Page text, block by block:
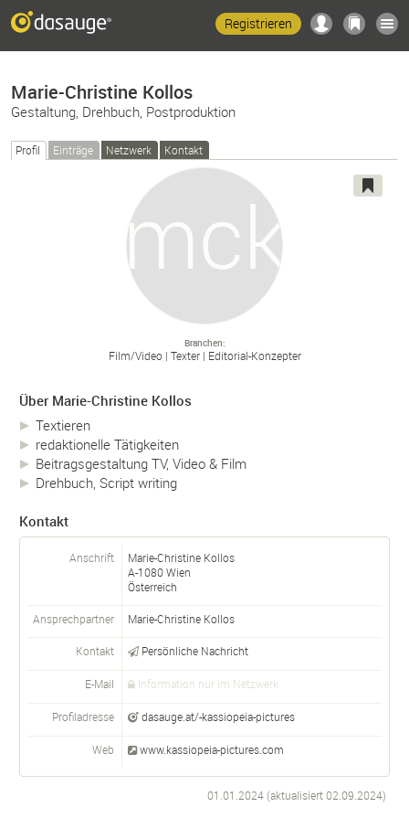
Registrieren
Marie-Christine Kollos
Gestaltung, Drehbuch, Postproduktion
Profil Einträge Netzwerk Kontakt
Branchen
Film/Video Texter Editorial-Konzepter
Über Marie-Christine Kollos
Textieren
redaktionelle Tätigkeiten
Beitragsgestaltung TV, Video & Film
Drehbuch, Script writing
Kontakt
Anschrift
Marie-Christine Kollos
A-1080Wien
Österreich
Ansprechpartner Marie-Christine Kollos
Kontakt Persönliche Nachricht
E-Mail Information nur im Netzwerk
Profiladresse dasauge.at/-kassiopeia-pictures
Web www.kassiopeia-pictures.com
01.01.2024 (aktualisiert02.09.2024)